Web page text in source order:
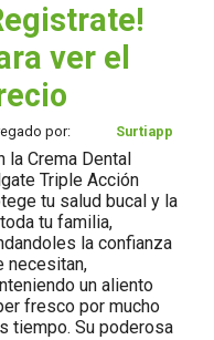
ver el
por: Surtiapp
la Crema Dental
Triple Acción
tu salud bucal y la
tu familia,
la confianza
necesitan,
un aliento
fresco por mucho
tiempo. Su poderosa